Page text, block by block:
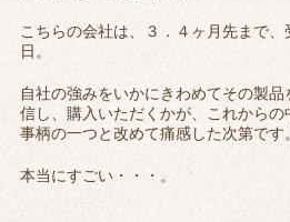
こちらの会社は、３．４ヶ月先まで
日。
自社の強みをいかにきわめてその製
信し、購入いただくかが、これから
事柄の一つと改めて痛感した次第です
本当にすごい・・・。